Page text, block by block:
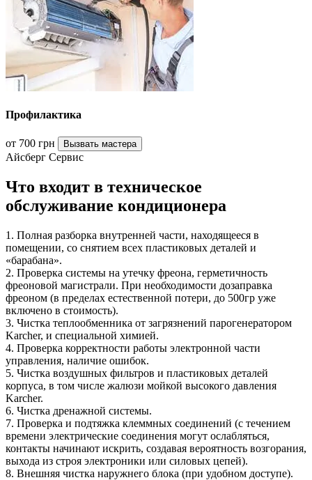
Профилактика
от 700 грн Вызвать мастера
Айсберг Сервис
Что входит в техническое
обслуживание кондиционера
1. Полная разборка внутренней части, находящееся в
помещении, со снятием всех пластиковых деталей и
«барабана».
2. Проверка системы на утечку фреона, герметичность
фреоновой магистрали. При необходимости дозаправка
фреоном (в пределах естественной потери, до 500гр уже
включено в стоимость).
3. Чистка теплообменника от загрязнений парогенератором
Karcher, и специальной химией.
4. Проверка корректности работы электронной части
управления, наличие ошибок.
5. Чистка воздушных фильтров и пластиковых деталей
корпуса, в том числе жалюзи мойкой высокого давления
Karcher.
6. Чистка дренажной системы.
7. Проверка и подтяжка клеммных соединений (с течением
времени электрические соединения могут ослабляться,
контакты начинают искрить, создавая вероятность возгорания,
выхода из строя электроники или силовых цепей).
8. Внешняя чистка наружнего блока (при удобном доступе).